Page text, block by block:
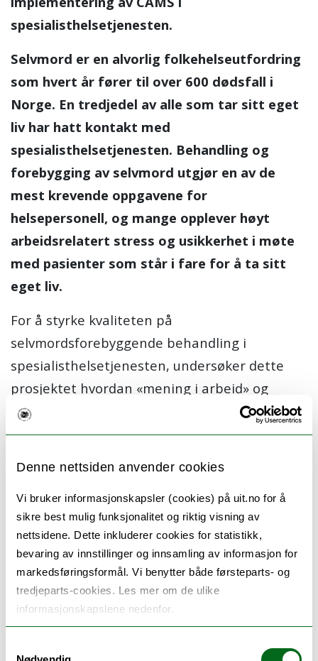
Denne nettsiden anvender cookies
Vi bruker informasjonskapsler (cookies) på uit.no for å
sikre best mulig funksjonalitet og riktig visning av
nettsidene. Dette inkluderer cookies for statistikk,
bevaring av innstillinger og innsamling av informasjon for
markedsføringsformål. Vi benytter både førsteparts- og
tredjeparts-cookies. Les mer om de ulike
informasjonskapslene nedenfor.
spesialisthelsetjenesten.
Selvmord er en alvorlig folkehelseutfordring
som hvert år fører til over 600 dødsfall i
Norge. En tredjedel av alle som tar sitt eget
liv har hatt kontakt med
spesialisthelsetjenesten. Behandling og
forebygging av selvmord utgjør en av de
mest krevende oppgavene for
helsepersonell, og mange opplever høyt
arbeidsrelatert stress og usikkerhet i møte
med pasienter som står i fare for å ta sitt
eget liv.
For å styrke kvaliteten på
selvmordsforebyggende behandling i
spesialisthelsetjenesten, undersøker dette
prosjektet hvordan «mening i arbeid» og
holdning til kunnskapsbasert praksis påvirker
implementeringen av Collaborative
selvmordsforebygging.
Prosjektet består av tre delstudier. Først
utføres en litteraturgjennomgang for oversikt
over implementering av kunnskapsbaserte
selvmordsforebyggende metoder i klinisk
kontekst. Deretter gjennomføres kvantitativ
spørreundersøkelse og, til slutt, kvalitative